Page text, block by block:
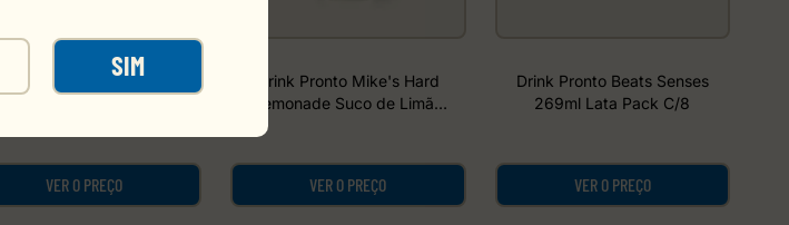
SIM
Drink Pronto Mike's Hard
VER O PREÇO
Drink Pronto Mike's Hard
Lemonade Suco de Limão
VER O PREÇO
Drink Pronto Beats Senses
269ml Lata Pack C/8
VER O PREÇO